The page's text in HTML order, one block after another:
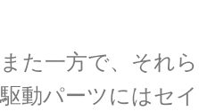
また一方で、それ
駆動パーツにはセ